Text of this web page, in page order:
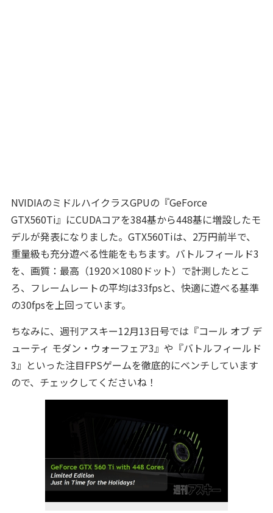
NVIDIAのミドルハイクラスGPUの『GeForce
GTX560Ti』にCUDAコアを384基から448基に増設したモ
デルが発表になりました。GTX560Tiは、2万円前半で、
重量級も充分遊べる性能をもちます。バトルフィールド3
を、画質：最高（1920×1080ドット）で計測したとこ
ろ、フレームレートの平均は33fpsと、快適に遊べる基準
の30fpsを上回っています。
ちなみに、週刊アスキー12月13日号では『コール オブ デ
ューティ モダン・ウォーフェア3』や『バトルフィールド
3』といった注目FPSゲームを徹底的にベンチしています
ので、チェックしてくださいね！